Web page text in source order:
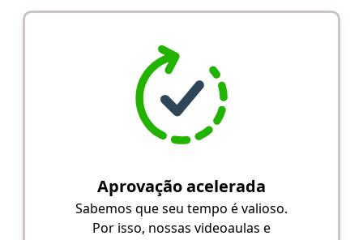
Aprovação acelerada
Sabemos que seu tempo é valioso.
Por isso, nossas videoaulas e